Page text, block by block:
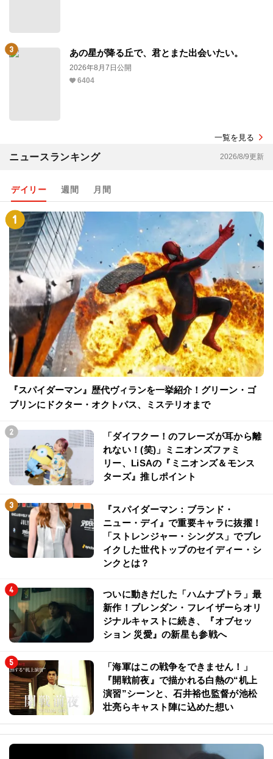
あの星が降る丘で、君とまた出会いたい。
2026年8月7日公開
6404
一覧を見る
ニュースランキング 2026/8/9更新
デイリー 週間 月間
『スパイダーマン』歴代ヴィランを一挙紹介！グリーン・ゴ
ブリンにドクター・オクトパス、ミステリオまで
「ダイフクー！のフレーズが耳から離
れない！(笑)」ミニオンズファミ
リー、LiSAの『ミニオンズ＆モンス
ターズ』推しポイント
『スパイダーマン：ブランド・
ニュー・デイ』で重要キャラに抜擢！
「ストレンジャー・シングス」でブレ
イクした世代トップのセイディー・シ
ンクとは？
ついに動きだした「ハムナプトラ」最
新作！ブレンダン・フレイザーらオリ
ジナルキャストに続き、『オブセッ
ション 災愛』の新星も参戦へ
「海軍はこの戦争をできません！」
『開戦前夜』で描かれる白熱の“机上
演習”シーンと、石井裕也監督が池松
壮亮らキャスト陣に込めた想い